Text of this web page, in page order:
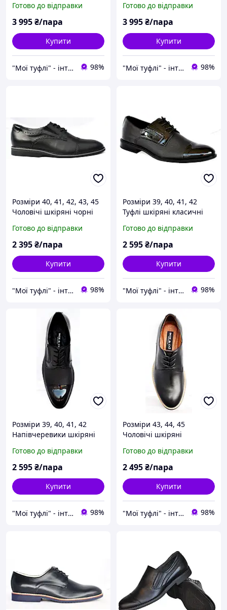
Box 17044
Готово до відправки
3 995₴/пара
Купити
"Мої туфлі" - інтернет магазин взуття на всі випадки життя. 98%
шкіри, темно-сині Box
17044
Готово до відправки
3 995₴/пара
Купити
"Мої туфлі" - інтернет магазин взуття на всі випадки життя. 98%
Розміри 40, 41, 42, 43, 45
Чоловічі шкіряні чорні
та зручні Box 17054
Готово до відправки
2 395₴/пара
Купити
"Мої туфлі" - інтернет магазин взуття на всі випадки життя. 98%
Розміри 39, 40, 41, 42
Туфлі шкіряні класичні
повнорозмірні, чорні Box
16113
Готово до відправки
2 595₴/пара
Купити
"Мої туфлі" - інтернет магазин взуття на всі випадки життя. 98%
Розміри 39, 40, 41, 42
Напівчеревики шкіряні
демісезонні,
повнорозмірні, чорні Box
Готово до відправки
2 595₴/пара
Купити
"Мої туфлі" - інтернет магазин взуття на всі випадки життя. 98%
Розміри 43, 44, 45
Чоловічі шкіряні
повнорозмірні, якісні і
зручні Box 18049
Готово до відправки
2 495₴/пара
Купити
"Мої туфлі" - інтернет магазин взуття на всі випадки життя. 98%